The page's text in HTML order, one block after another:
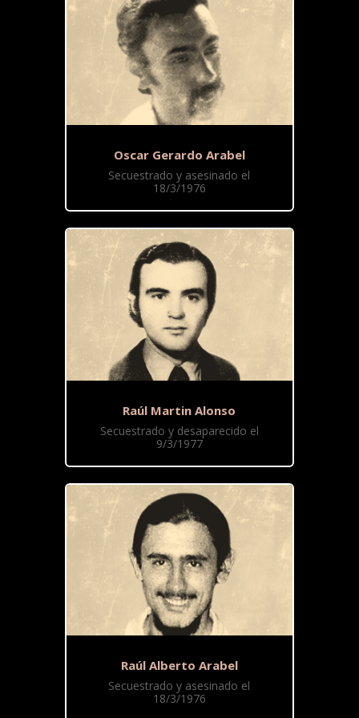
Oscar Gerardo Arabel
Secuestrado y asesinado el
18/3/1976
Raúl Martin Alonso
Secuestrado y desaparecido el
9/3/1977
Raúl Alberto Arabel
Secuestrado y asesinado el
18/3/1976